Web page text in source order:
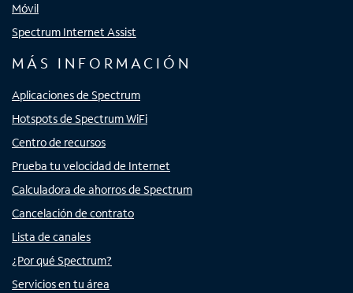
Móvil
Spectrum Internet Assist
MÁS INFORMACIÓN
Aplicaciones de Spectrum
Hotspots de Spectrum WiFi
Centro de recursos
Prueba tu velocidad de Internet
Calculadora de ahorros de Spectrum
Cancelación de contrato
Lista de canales
¿Por qué Spectrum?
Servicios en tu área